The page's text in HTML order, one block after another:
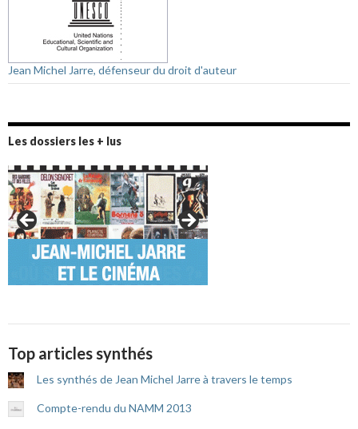
Jean Michel Jarre, défenseur du droit d'auteur
Les dossiers les + lus
Top articles synthés
Les synthés de Jean Michel Jarre à travers le temps
Compte-rendu du NAMM 2013